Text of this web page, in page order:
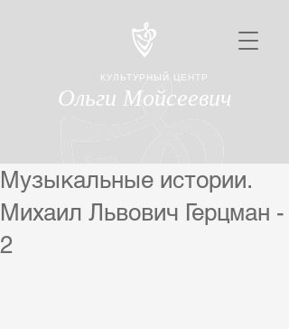
Ольги Мойсеевич
КУЛЬТУРНЫЙ ЦЕНТР
Музыкальные истории.
Михаил Львович Герцман -
2